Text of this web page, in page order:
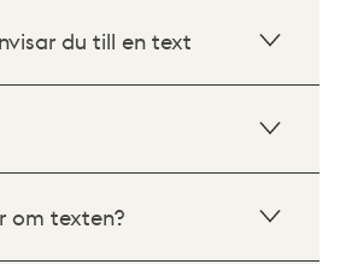
du till en text
om texten?